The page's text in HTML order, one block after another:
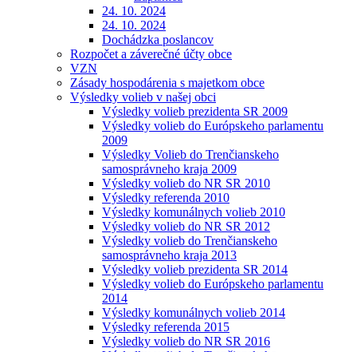
24. 10. 2024
24. 10. 2024
Dochádzka poslancov
Rozpočet a záverečné účty obce
VZN
Zásady hospodárenia s majetkom obce
Výsledky volieb v našej obci
Výsledky volieb prezidenta SR 2009
Výsledky volieb do Európskeho parlamentu
2009
Výsledky Volieb do Trenčianskeho
samosprávneho kraja 2009
Výsledky volieb do NR SR 2010
Výsledky referenda 2010
Výsledky komunálnych volieb 2010
Výsledky volieb do NR SR 2012
Výsledky volieb do Trenčianskeho
samosprávneho kraja 2013
Výsledky volieb prezidenta SR 2014
Výsledky volieb do Európskeho parlamentu
2014
Výsledky komunálnych volieb 2014
Výsledky referenda 2015
Výsledky volieb do NR SR 2016